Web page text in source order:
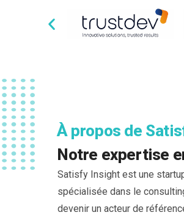
À propos de
Notre expertise
Satisfy Insight est une
spécialisée dans le
devenir un acteur de